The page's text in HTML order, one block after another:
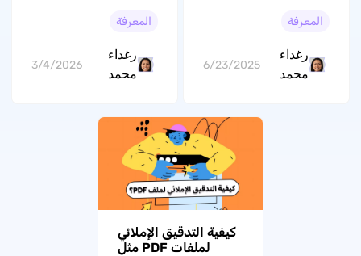
المعرفة
رغداء
محمد
6/23/2025
المعرفة
رغداء
محمد
3/4/2026
كيفية التدقيق الإملائي
لملفات PDF مثل